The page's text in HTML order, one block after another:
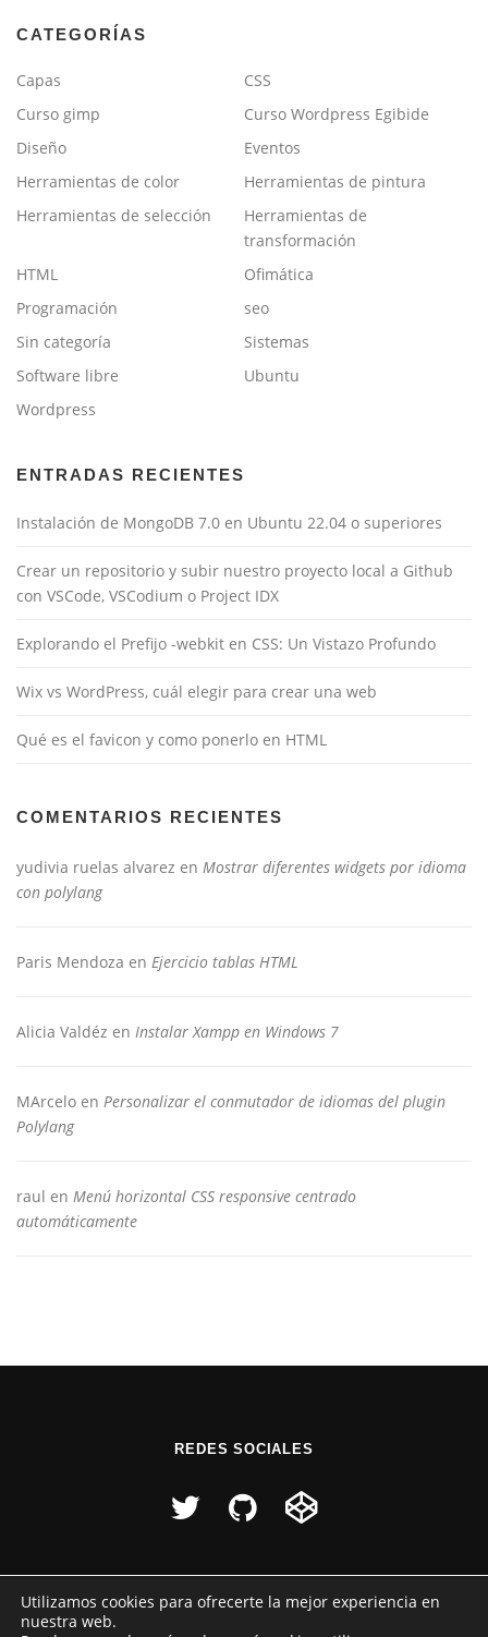
CATEGORÍAS
Capas
CSS
Curso gimp
Curso Wordpress Egibide
Diseño
Eventos
Herramientas de color
Herramientas de pintura
Herramientas de selección
Herramientas de
transformación
HTML
Ofimática
Programación
seo
Sin categoría
Sistemas
Software libre
Ubuntu
Wordpress
ENTRADAS RECIENTES
Instalación de MongoDB 7.0 en Ubuntu 22.04 o superiores
Crear un repositorio y subir nuestro proyecto local a Github
con VSCode, VSCodium o Project IDX
Explorando el Prefijo -webkit en CSS: Un Vistazo Profundo
Wix vs WordPress, cuál elegir para crear una web
Qué es el favicon y como ponerlo en HTML
COMENTARIOS RECIENTES
yudivia ruelas alvarez en Mostrar diferentes widgets por idioma
con polylang
Paris Mendoza en Ejercicio tablas HTML
Alicia Valdéz en Instalar Xampp en Windows 7
MArcelo en Personalizar el conmutador de idiomas del plugin
Polylang
raul en Menú horizontal CSS responsive centrado
automáticamente
REDES SOCIALES
Utilizamos cookies para ofrecerte la mejor experiencia en
nuestra web.